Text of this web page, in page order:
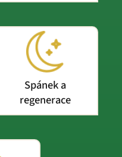
Spánek a
regenerace